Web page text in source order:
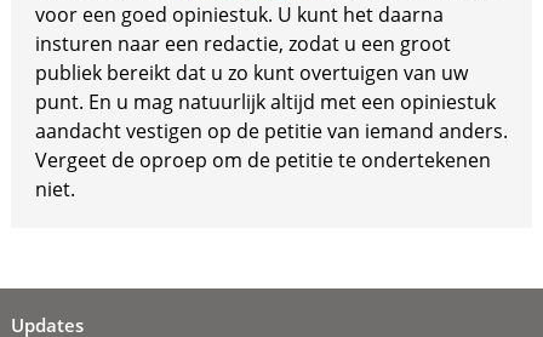
voor een goed opiniestuk. U kunt het daarna
insturen naar een redactie, zodat u een groot
publiek bereikt dat u zo kunt overtuigen van uw
punt. En u mag natuurlijk altijd met een opiniestuk
aandacht vestigen op de petitie van iemand anders.
Vergeet de oproep om de petitie te ondertekenen
niet.
Updates